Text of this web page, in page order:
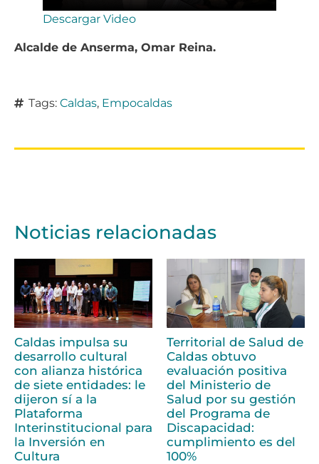
Descargar Video
Alcalde de Anserma, Omar Reina.
Tags: Caldas, Empocaldas
Noticias relacionadas
Caldas impulsa su
desarrollo cultural
con alianza histórica
de siete entidades: le
dijeron sí a la
Plataforma
Interinstitucional para
la Inversión en
Cultura
Territorial de Salud de
Caldas obtuvo
evaluación positiva
del Ministerio de
Salud por su gestión
del Programa de
Discapacidad:
cumplimiento es del
100%